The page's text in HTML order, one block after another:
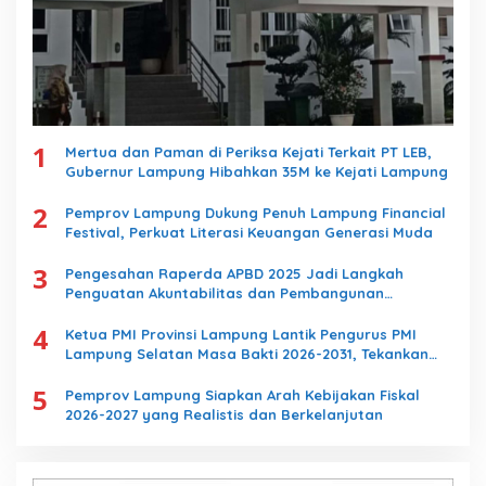
1
Mertua dan Paman di Periksa Kejati Terkait PT LEB,
Gubernur Lampung Hibahkan 35M ke Kejati Lampung
2
Pemprov Lampung Dukung Penuh Lampung Financial
Festival, Perkuat Literasi Keuangan Generasi Muda
3
Pengesahan Raperda APBD 2025 Jadi Langkah
Penguatan Akuntabilitas dan Pembangunan
4
Ketua PMI Provinsi Lampung Lantik Pengurus PMI
Lampung Selatan Masa Bakti 2026-2031, Tekankan
5
Pemprov Lampung Siapkan Arah Kebijakan Fiskal
2026-2027 yang Realistis dan Berkelanjutan